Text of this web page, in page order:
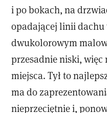
i po bokach, na
opadającej linii
dwukolorowym
przesadnie niski, więc
miejsca. Tył to
ma do
nieprzeciętnie i,